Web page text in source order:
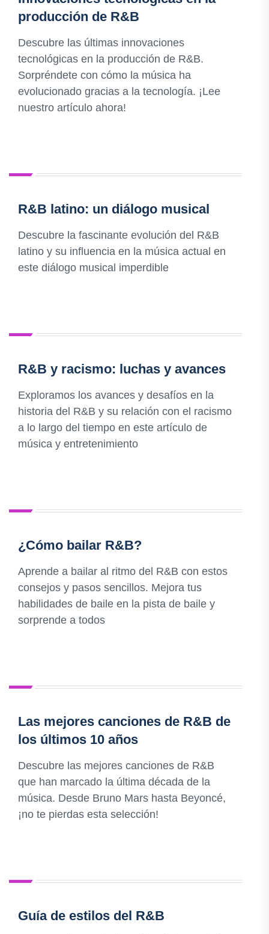
producción de R&B
Descubre las últimas innovaciones
tecnológicas en la producción de R&B.
Sorpréndete con cómo la música ha
evolucionado gracias a la tecnología. ¡Lee
nuestro artículo ahora!
R&B latino: un diálogo musical
Descubre la fascinante evolución del R&B
latino y su influencia en la música actual en
este diálogo musical imperdible
R&B y racismo: luchas y avances
Exploramos los avances y desafíos en la
historia del R&B y su relación con el racismo
a lo largo del tiempo en este artículo de
música y entretenimiento
¿Cómo bailar R&B?
Aprende a bailar al ritmo del R&B con estos
consejos y pasos sencillos. Mejora tus
habilidades de baile en la pista de baile y
sorprende a todos
Las mejores canciones de R&B de
los últimos 10 años
Descubre las mejores canciones de R&B
que han marcado la última década de la
música. Desde Bruno Mars hasta Beyoncé,
¡no te pierdas esta selección!
Guía de estilos del R&B